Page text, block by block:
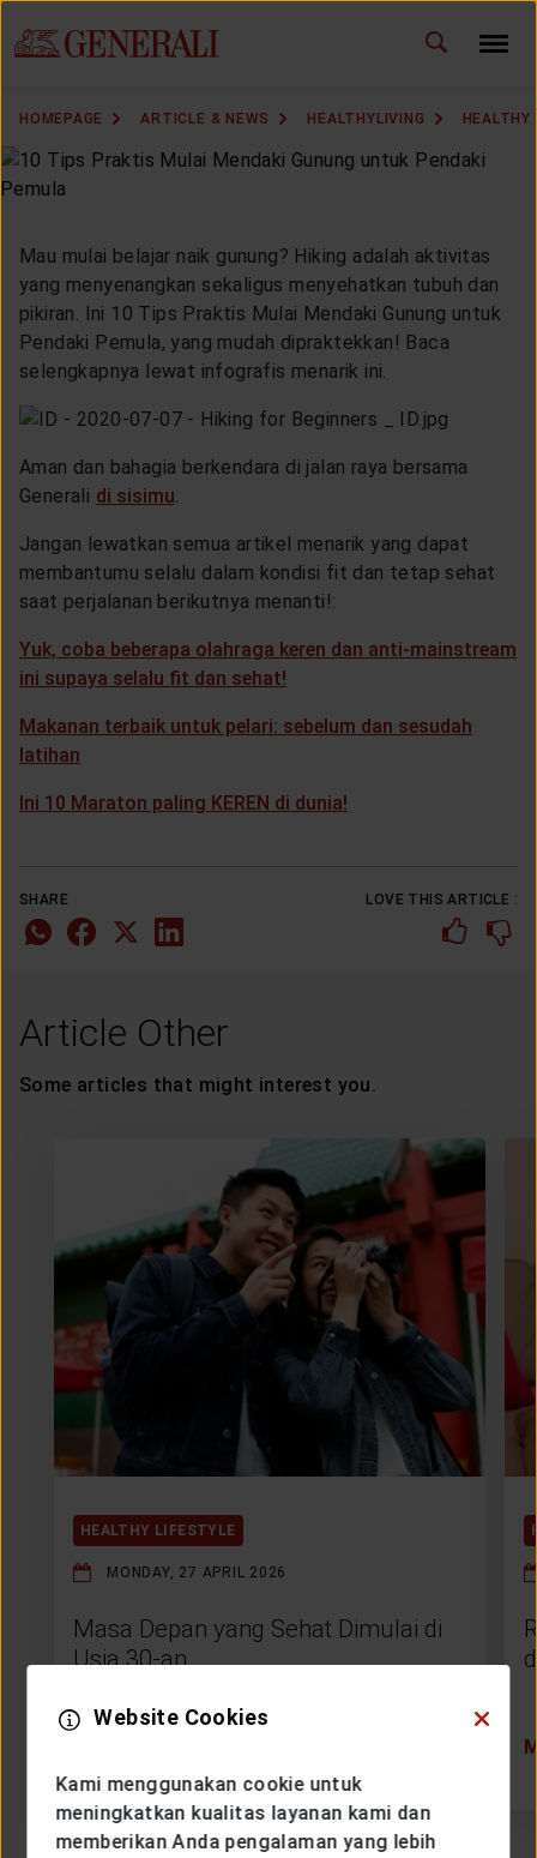
HOMEPAGE ARTICLE & NEWS HEALTHYLIVING HEALTHY
Mau mulai belajar naik gunung? Hiking adalah aktivitas
yang menyenangkan sekaligus menyehatkan tubuh dan
pikiran. Ini 10 Tips Praktis Mulai Mendaki Gunung untuk
Pendaki Pemula, yang mudah dipraktekkan! Baca
selengkapnya lewat infografis menarik ini.
Aman dan bahagia berkendara di jalan raya bersama
Generali di sisimu
Jangan lewatkan semua artikel menarik yang dapat
membantumu selalu dalam kondisi fit dan tetap sehat
saat perjalanan berikutnya menanti!:
Yuk, coba beberapa olahraga keren dan anti-mainstream
ini supaya selalu fit dan sehat!
Makanan terbaik untuk pelari: sebelum dan sesudah
latihan
Ini 10 Maraton paling KEREN di dunia!
SHARE LOVE THIS ARTICLE :
Article Other
Some articles that might interest you.
HEALTHY LIFESTYLE
MONDAY, 27 APRIL 2026
Masa Depan yang Sehat Dimulai di
Usia 30-an
Website Cookies
Kami menggunakan cookie untuk
meningkatkan kualitas layanan kami dan
memberikan Anda pengalaman yang lebih
CHANGE LANGUAGE ID EN
MARKETING OFFICE
INSURANCE DICTIONARY
OUR SOLUTION
CUSTOMER SERVICE
EVENTS